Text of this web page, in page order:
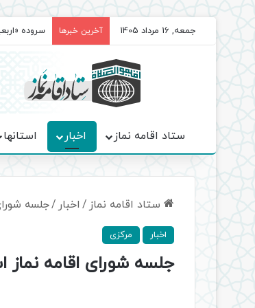
جمعه, 16 مرداد 1405 آخرین خبرها سروده‌
ستاد اقامه نماز اخبار استانها
ستاد اقامه نماز / اخبار /جلسه
اخبار مرکزی
جلسه شورای اقامه نماز